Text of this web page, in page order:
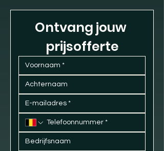
Ontvang jouw
prijsofferte